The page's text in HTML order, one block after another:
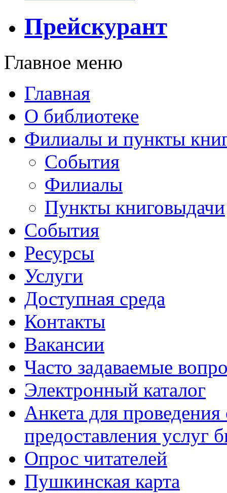
Прейскурант
Главное меню
Главная
О библиотеке
Филиалы и пункты
События
Филиалы
Пункты книговыдачи
События
Ресурсы
Услуги
Доступная среда
Контакты
Вакансии
Часто задаваемые
Электронный каталог
Анкета для проведения
предоставления услуг
Опрос читателей
Пушкинская карта